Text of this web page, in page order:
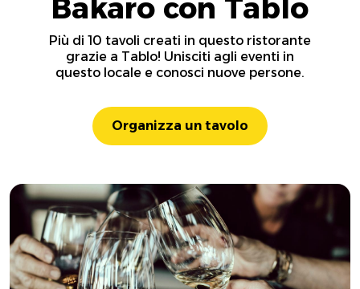
Bakaro con Tablo
Più di 10 tavoli creati in questo ristorante
grazie a Tablo! Unisciti agli eventi in
questo locale e conosci nuove persone.
Organizza un tavolo